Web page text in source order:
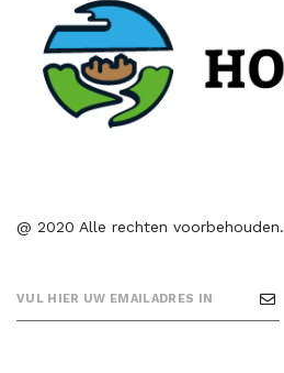
@ 2020 Alle rechten voorbehouden.